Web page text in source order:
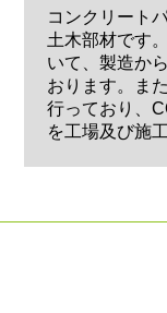
コンクリート
土木部材です
いて、製造か
おります。ま
行っており、
を工場及び施